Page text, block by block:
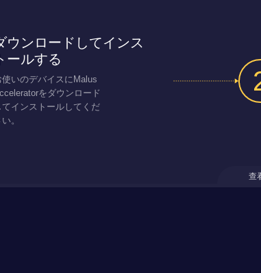
ウンロードしてインス
ールする
使いのデバイスにMalus
をダウンロード
てインストールしてくだ
。
查